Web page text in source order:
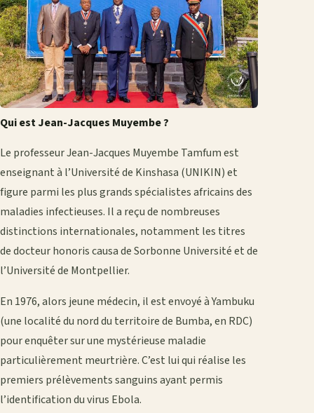
Qui est Jean-Jacques Muyembe ?
Le professeur Jean-Jacques Muyembe Tamfum est
enseignant à l’Université de Kinshasa (UNIKIN) et
figure parmi les plus grands spécialistes africains des
maladies infectieuses. Il a reçu de nombreuses
distinctions internationales, notamment les titres
de docteur honoris causa de Sorbonne Université et de
l’Université de Montpellier.
En 1976, alors jeune médecin, il est envoyé à Yambuku
(une localité du nord du territoire de Bumba, en RDC)
pour enquêter sur une mystérieuse maladie
particulièrement meurtrière. C’est lui qui réalise les
premiers prélèvements sanguins ayant permis
l’identification du virus Ebola.